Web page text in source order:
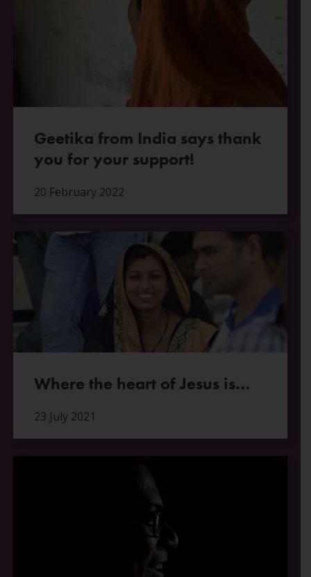
Geetika from India says thank
you for your support!
20 February 2022
Where the heart of Jesus is…
23 July 2021